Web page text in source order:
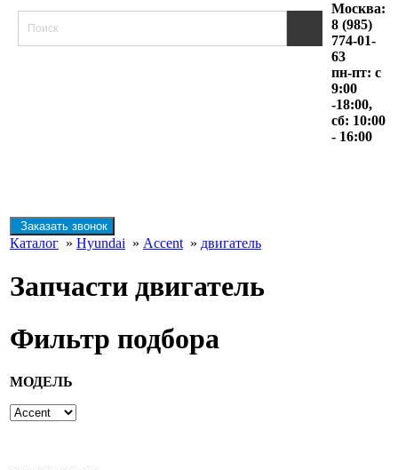
Москва:
8 (985)
774-01-
63
пн-пт: с
9:00
-18:00,
сб: 10:00
- 16:00
Заказать звонок
Каталог » Hyundai » Accent » двигатель
Запчасти двигатель
Фильтр подбора
МОДЕЛЬ